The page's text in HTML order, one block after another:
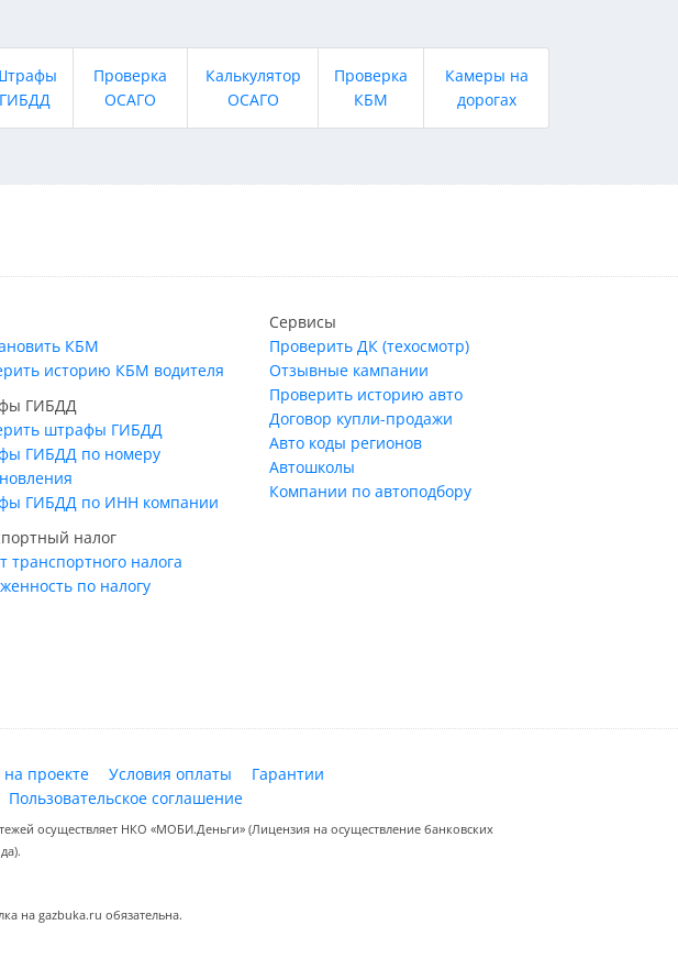
ГИБДД
Проверка
ОСАГО
Калькулятор
ОСАГО
Проверка
КБМ
Камеры на
дорогах
КБМ
историю КБМ водителя
ГИБДД
штрафы ГИБДД
ГИБДД по номеру
ГИБДД по ИНН компании
налог
транспортного налога
по налогу
Сервисы
Проверить ДК (техосмотр)
Отзывные кампании
Проверить историю авто
Договор купли-продажи
Авто коды регионов
Автошколы
Компании по автоподбору
на проекте Условия оплаты
Гарантии
Пользовательское соглашение
осуществляет НКО «МОБИ.Деньги» (Лицензия на осуществление банковских
на gazbuka.ru обязательна.